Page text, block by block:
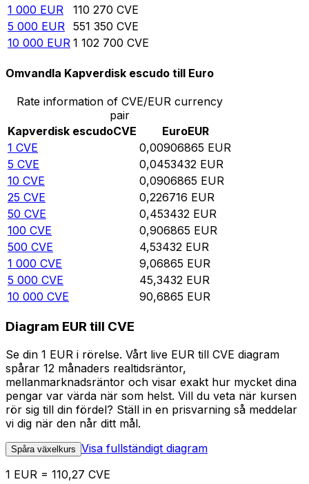
1 000 EUR 110 270 CVE
5 000 EUR 551 350 CVE
10 000 EUR 1 102 700 CVE
Omvandla Kapverdisk escudo till Euro
Rate information of CVE/EUR currency
pair
Kapverdisk escudoCVE EuroEUR
1 CVE 0,00906865 EUR
5 CVE 0,0453432 EUR
10 CVE 0,0906865 EUR
25 CVE 0,226716 EUR
50 CVE 0,453432 EUR
100 CVE 0,906865 EUR
500 CVE 4,53432 EUR
1 000 CVE 9,06865 EUR
5 000 CVE 45,3432 EUR
10 000 CVE 90,6865 EUR
Diagram EUR till CVE
Se din 1 EUR i rörelse. Vårt live EUR till CVE diagram
spårar 12 månaders realtidsräntor,
mellanmarknadsräntor och visar exakt hur mycket dina
pengar var värda när som helst. Vill du veta när kursen
rör sig till din fördel? Ställ in en prisvarning så meddelar
vi dig när den når ditt mål.
Spåra växelkurs Visa fullständigt diagram
1 EUR = 110,27 CVE